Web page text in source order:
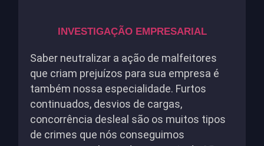
INVESTIGAÇÃO EMPRESARIAL
Saber neutralizar a ação de malfeitores
que criam prejuízos para sua empresa é
também nossa especialidade. Furtos
continuados, desvios de cargas,
concorrência desleal são os muitos tipos
de crimes que nós conseguimos